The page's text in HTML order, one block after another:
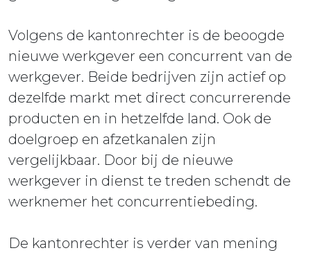
Volgens de kantonrechter is de beoogde
nieuwe werkgever een concurrent van de
werkgever. Beide bedrijven zijn actief op
dezelfde markt met direct concurrerende
producten en in hetzelfde land. Ook de
doelgroep en afzetkanalen zijn
vergelijkbaar. Door bij de nieuwe
werkgever in dienst te treden schendt de
werknemer het concurrentiebeding.
De kantonrechter is verder van mening